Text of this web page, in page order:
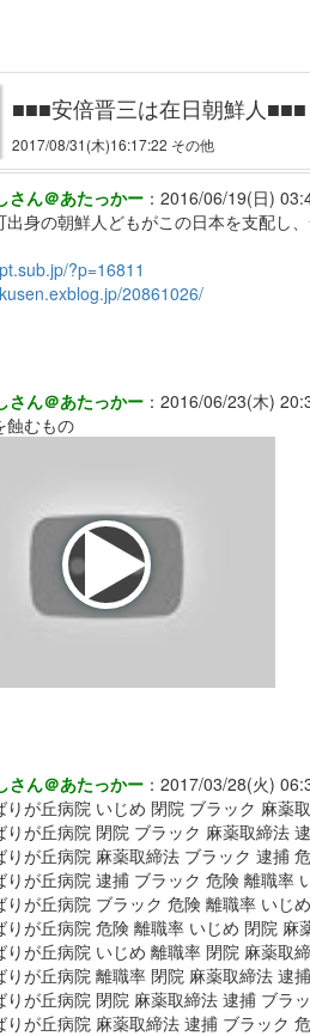
■■■安倍晋三は在日朝鮮人■■■
2017/08/31 (木)16:17:22 その他
さん＠あたっかー ： 2016/06/19(日)
出身の朝鮮人どもがこの日本を支配し
?p=16811
20861026/
さん＠あたっかー ： 2016/06/23(木)
むもの
さん＠あたっかー ： 2017/03/28(火)
りが丘病院 いじめ 閉院 ブラック 麻薬
りが丘病院 閉院 ブラック 麻薬取締法
りが丘病院 麻薬取締法 ブラック 逮捕
りが丘病院 逮捕 ブラック 危険 離職率
りが丘病院 ブラック 危険 離職率 いじ
りが丘病院 危険 離職率 いじめ 閉院 麻
りが丘病院 いじめ 離職率 閉院 麻薬取
りが丘病院 離職率 閉院 麻薬取締法 逮
りが丘病院 閉院 麻薬取締法 逮捕 ブラ
りが丘病院 麻薬取締法 逮捕 ブラック